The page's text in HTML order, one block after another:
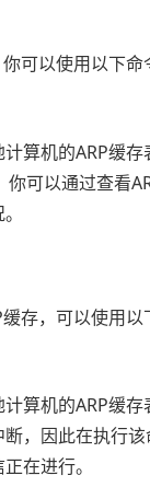
可以使用以下命
算机的ARP缓
你可以通过查看
存，可以使用以
算机的ARP缓
，因此在执行
在进行。